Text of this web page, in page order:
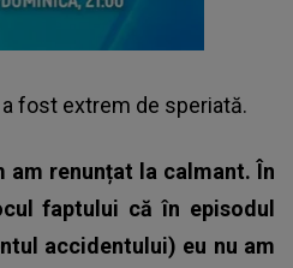
fost extrem de speriată.
am renunțat la calmant. În
faptului că în episodul
accidentului) eu nu am